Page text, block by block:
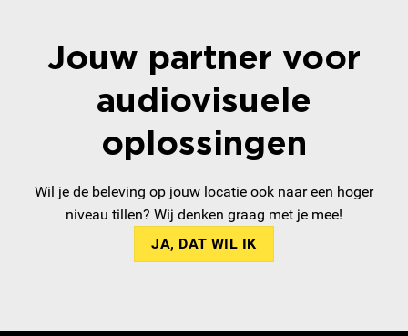
Jouw partner voor
audiovisuele
oplossingen
Wil je de beleving op jouw locatie ook naar een hoger
niveau tillen? Wij denken graag met je mee!
JA, DAT WIL IK